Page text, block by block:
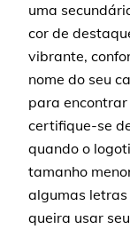
uma
cor de
vibrante,
nome do seu
para
certifique-se
quando o
tamanho
algumas letras
queira usar